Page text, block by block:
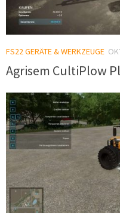
FS22 GERÄTE & WERKZEUGE
Agrisem CultiPlow